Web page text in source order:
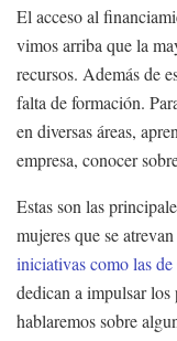
El acceso al
vimos arriba que la
recursos. Además de
falta de formación.
en diversas áreas,
empresa, conocer
Estas son las
mujeres que se
iniciativas como las
dedican a impulsar los
hablaremos sobre